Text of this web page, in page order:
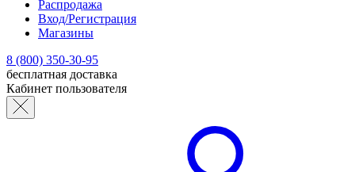
Распродажа
Вход/Регистрация
Магазины
8 (800) 350-30-95
бесплатная доставка
Кабинет пользователя